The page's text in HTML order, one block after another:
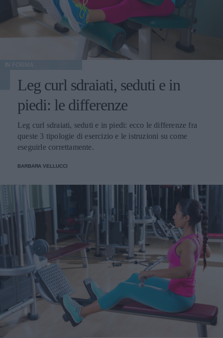
Leg curl sdraiati, seduti e in
piedi: le differenze
Leg curl sdraiati, seduti e in piedi: ecco le differenze fra
queste 3 tipologie di esercizio e le istruzioni su come
eseguirle correttamente.
BARBARA VELLUCCI